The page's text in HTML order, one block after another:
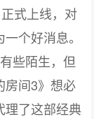
式上线，对
个好消息。
些陌生，但
间3》想必
理了这部经典